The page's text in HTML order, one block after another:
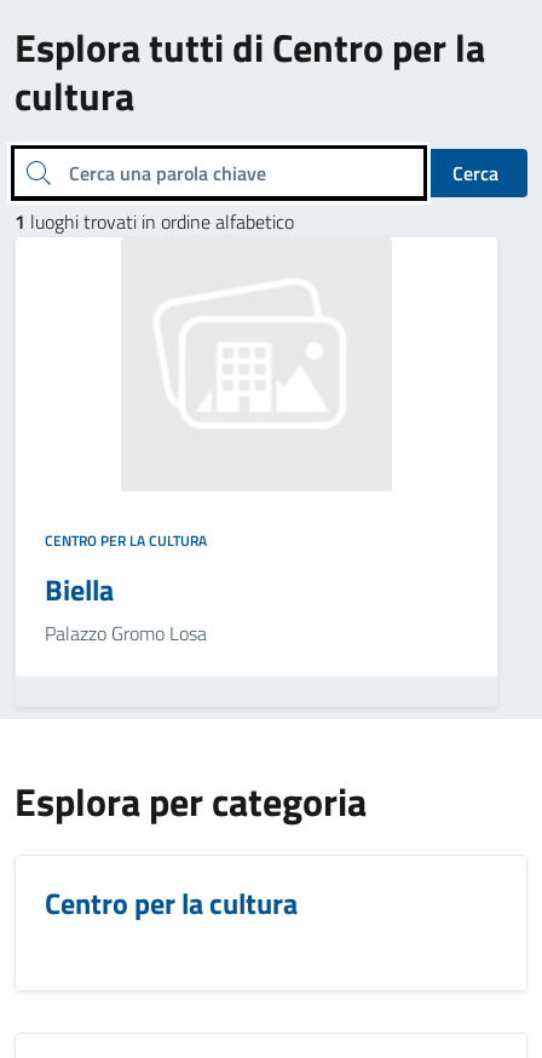
Esplora tutti di Centro per la
cultura
Cerca una parola chiave
Cerca
1 luoghi trovati in ordine alfabetico
CENTRO PER LA CULTURA
Biella
Palazzo Gromo Losa
Esplora per categoria
Centro per la cultura